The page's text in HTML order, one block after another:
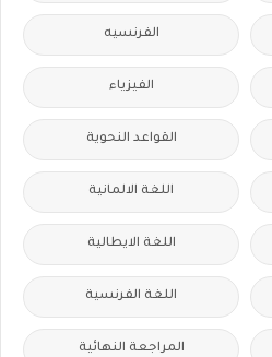
الفرنسيه
الفيزياء
القواعد النحوية
اللغة الالمانية
اللغة الايطالية
اللغة الفرنسية
المراجعة النهائية